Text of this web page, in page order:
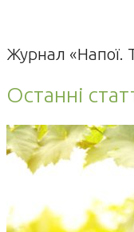
Журнал «Напої.
Останні